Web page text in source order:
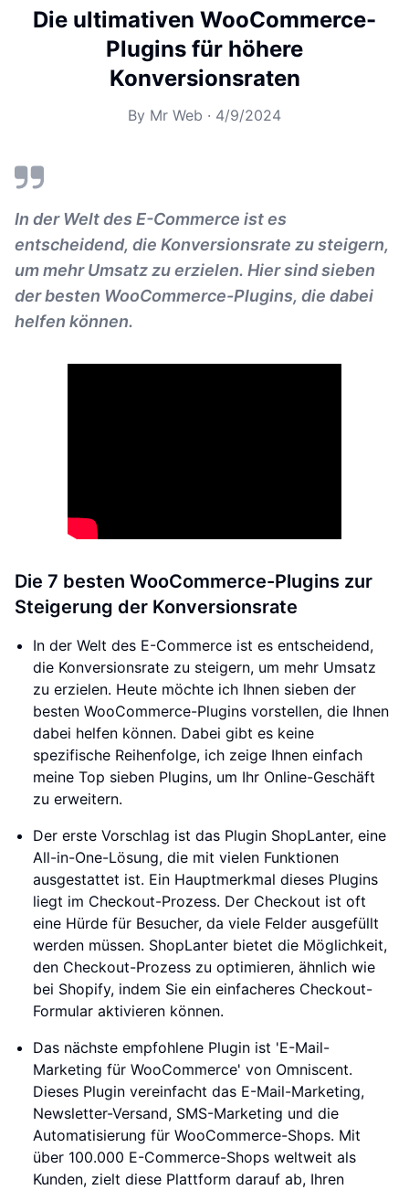
Die ultimativen WooCommerce-
Plugins für höhere
Konversionsraten
By Mr Web · 4/9/2024
In der Welt des E-Commerce ist es
entscheidend, die Konversionsrate zu steigern,
um mehr Umsatz zu erzielen. Hier sind sieben
der besten WooCommerce-Plugins, die dabei
helfen können.
Die 7 besten WooCommerce-Plugins zur
Steigerung der Konversionsrate
In der Welt des E-Commerce ist es entscheidend,
die Konversionsrate zu steigern, um mehr Umsatz
zu erzielen. Heute möchte ich Ihnen sieben der
besten WooCommerce-Plugins vorstellen, die Ihnen
dabei helfen können. Dabei gibt es keine
spezifische Reihenfolge, ich zeige Ihnen einfach
meine Top sieben Plugins, um Ihr Online-Geschäft
zu erweitern.
Der erste Vorschlag ist das Plugin ShopLanter, eine
All-in-One-Lösung, die mit vielen Funktionen
ausgestattet ist. Ein Hauptmerkmal dieses Plugins
liegt im Checkout-Prozess. Der Checkout ist oft
eine Hürde für Besucher, da viele Felder ausgefüllt
werden müssen. ShopLanter bietet die Möglichkeit,
den Checkout-Prozess zu optimieren, ähnlich wie
bei Shopify, indem Sie ein einfacheres Checkout-
Formular aktivieren können.
Das nächste empfohlene Plugin ist 'E-Mail-
Marketing für WooCommerce' von Omniscent.
Dieses Plugin vereinfacht das E-Mail-Marketing,
Newsletter-Versand, SMS-Marketing und die
Automatisierung für WooCommerce-Shops. Mit
über 100.000 E-Commerce-Shops weltweit als
Kunden, zielt diese Plattform darauf ab, Ihren